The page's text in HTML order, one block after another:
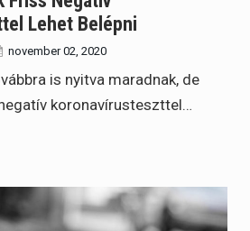
Lehet Belépni
november 02, 2020
is nyitva maradnak, de
koronavírusteszttel…